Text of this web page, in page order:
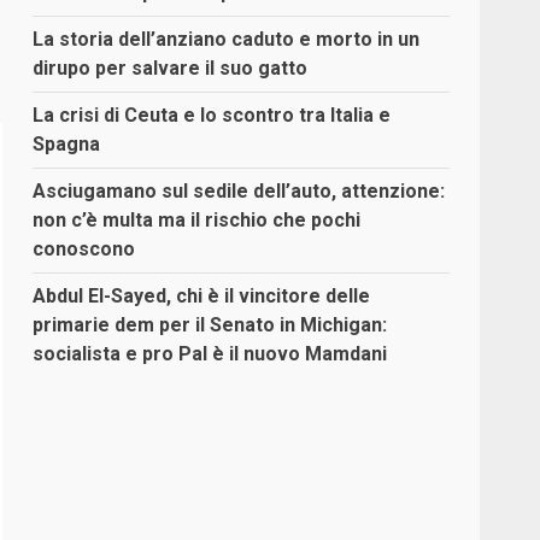
La storia dell’anziano caduto e morto in un
dirupo per salvare il suo gatto
La crisi di Ceuta e lo scontro tra Italia e
Spagna
Asciugamano sul sedile dell’auto, attenzione:
non c’è multa ma il rischio che pochi
conoscono
Abdul El-Sayed, chi è il vincitore delle
primarie dem per il Senato in Michigan:
socialista e pro Pal è il nuovo Mamdani